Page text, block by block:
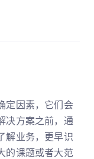
定因素，它们会
决方案之前，通
解业务，更早识
的课题或者大范